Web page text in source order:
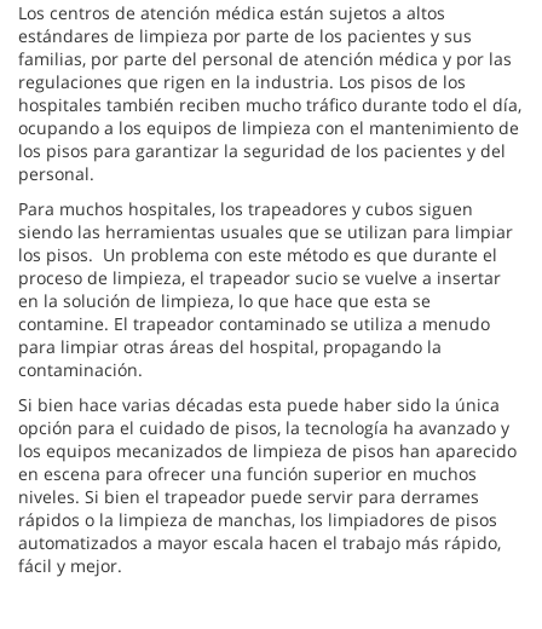
Los centros de atención médica están sujetos a altos
estándares de limpieza por parte de los pacientes y sus
familias, por parte del personal de atención médica y por las
regulaciones que rigen en la industria. Los pisos de los
hospitales también reciben mucho tráfico durante todo el día,
ocupando a los equipos de limpieza con el mantenimiento de
los pisos para garantizar la seguridad de los pacientes y del
personal.
Para muchos hospitales, los trapeadores y cubos siguen
siendo las herramientas usuales que se utilizan para limpiar
los pisos. Un problema con este método es que durante el
proceso de limpieza, el trapeador sucio se vuelve a insertar
en la solución de limpieza, lo que hace que esta se
contamine. El trapeador contaminado se utiliza a menudo
para limpiar otras áreas del hospital, propagando la
contaminación.
Si bien hace varias décadas esta puede haber sido la única
opción para el cuidado de pisos, la tecnología ha avanzado y
los equipos mecanizados de limpieza de pisos han aparecido
en escena para ofrecer una función superior en muchos
niveles. Si bien el trapeador puede servir para derrames
rápidos o la limpieza de manchas, los limpiadores de pisos
automatizados a mayor escala hacen el trabajo más rápido,
fácil y mejor.